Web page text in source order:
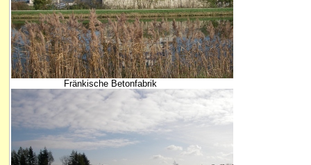
Fränkische Betonfabrik